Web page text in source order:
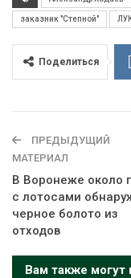
заказник "Степной"
Поделиться
ПРЕДЫДУЩИЙ
МАТЕРИАЛ
В Воронеже около
с лотосами
черное болото из
отходов
Вам также могут